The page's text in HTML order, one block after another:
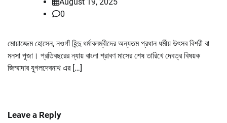
0
মোয়াজ্জেম হোসেন, নওগাঁ হিন্দু ধর্মাবলম্বীদের অন্যতম প্রধান ধর্মীয় উৎসব বিশরী বা
মনসা পূজা। প্রতিবছরের ন্যায় বাংলা শ্রাবণ মাসের শেষ তারিখে দেবত্র বিষয়ক
জিম্মাদার যুগলদেবনাথ এর […]
Leave a Reply